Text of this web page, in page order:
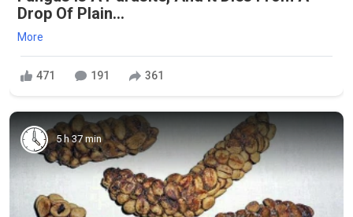
Drop Of Plain...
More
471 191 361
5 h 37 min